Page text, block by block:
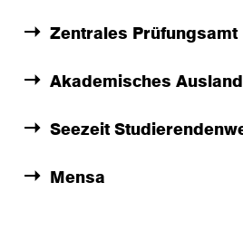
Zentrales Prüfungsamt
Akademisches
Seezeit
Mensa